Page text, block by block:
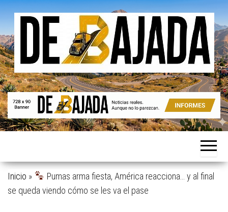
Saltar
contenido
De
Bajada
Noticias
Aunque
parezcan.
Inicio »
Pumas arma fiesta, América reacciona… y al final
se queda viendo cómo se les va el pase